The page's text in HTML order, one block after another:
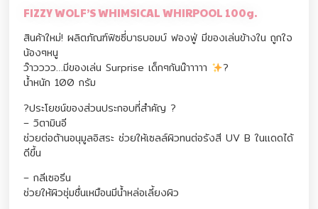
FIZZY WOLF’S WHIMSICAL WHIRPOOL 100g.
สินค้าใหม่! ผลิตภัณฑ์ฟิซซี่บาธบอมบ์ ฟองฟู่ มีของเล่นข้างใน ถูกใจ
น้องๆหนู
ว๊าวววว…มีของเล่น Surprise เด็กๆกันน๊าาาาา
?
น้ำหนัก 100 กรัม
?ประโยชน์ของส่วนประกอบที่สำคัญ ?
– วิตามินอี
ช่วยต่อต้านอนุมูลอิสระ ช่วยให้เซลล์ผิวทนต่อรังสี UV B ในแดดได้
ดีขึ้น
– กลีเซอรีน
ช่วยให้ผิวชุ่มชื่นเหมือนมีน้ำหล่อเลี้ยงผิว